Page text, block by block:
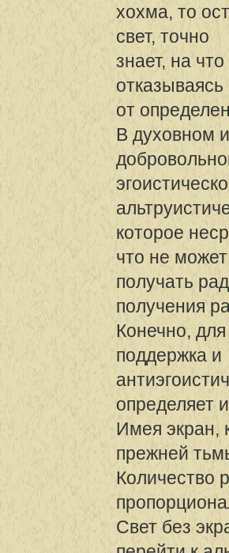
хохма, то
свет, точно
знает, на
отказываясь
от
В духовном
которое
что не может
получать
получения
Конечно,
поддержка и
определяет
Имея экран,
прежней
Количество
Свет без